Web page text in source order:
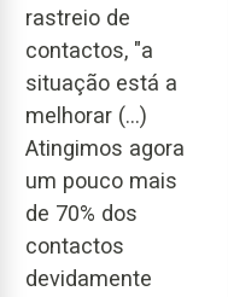
rastreio de
contactos, "a
situação está a
melhorar (...)
Atingimos agora
um pouco mais
de 70% dos
contactos
devidamente